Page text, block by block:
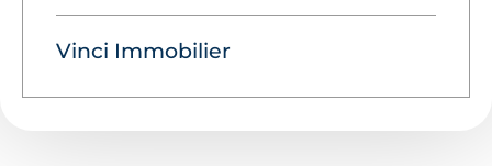
Vinci Immobilier